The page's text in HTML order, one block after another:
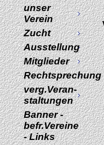
unser
Verein
Zucht
Ausstellung
Mitglieder
Rechtsprechung
verg.Veran-
staltungen
Banner -
befr.Vereine
- Links